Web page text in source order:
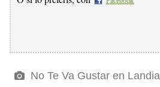
No Te Va Gustar en Landia